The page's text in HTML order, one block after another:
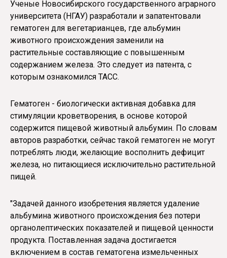
Ученые Новосибирского государственного аграрного
университета (НГАУ) разработали и запатентовали
гематоген для вегетарианцев, где альбумин
животного происхождения заменили на
растительные составляющие с повышенным
содержанием железа. Это следует из патента, с
которым ознакомился ТАСС.
Гематоген - биологически активная добавка для
стимуляции кроветворения, в основе которой
содержится пищевой животный альбумин. По словам
авторов разработки, сейчас такой гематоген не могут
потреблять люди, желающие восполнить дефицит
железа, но питающиеся исключительно растительной
пищей.
"Задачей данного изобретения является удаление
альбумина животного происхождения без потери
органолептических показателей и пищевой ценности
продукта. Поставленная задача достигается
включением в состав гематогена измельченных